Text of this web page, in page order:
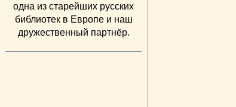
одна из старейших русских
библиотек в Европе и наш
дружественный партнёр.